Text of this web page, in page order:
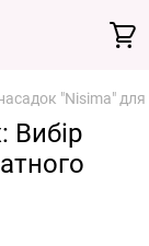
"Nisima"
Вибір